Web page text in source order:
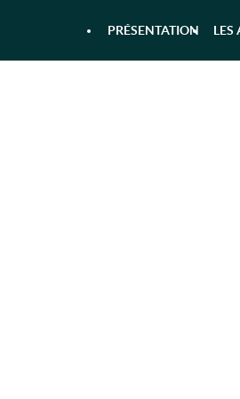
DANS
PRÉSENTATION LES